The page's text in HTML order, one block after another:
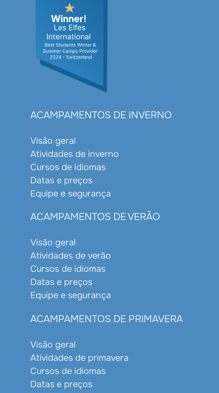
ACAMPAMENTOS DE INVERNO
Visão geral
Atividades de inverno
Cursos de idiomas
Datas e preços
Equipe e segurança
ACAMPAMENTOS DE VERÃO
Visão geral
Atividades de verão
Cursos de idiomas
Datas e preços
Equipe e segurança
ACAMPAMENTOS DE PRIMAVERA
Visão geral
Atividades de primavera
Cursos de idiomas
Datas e preços